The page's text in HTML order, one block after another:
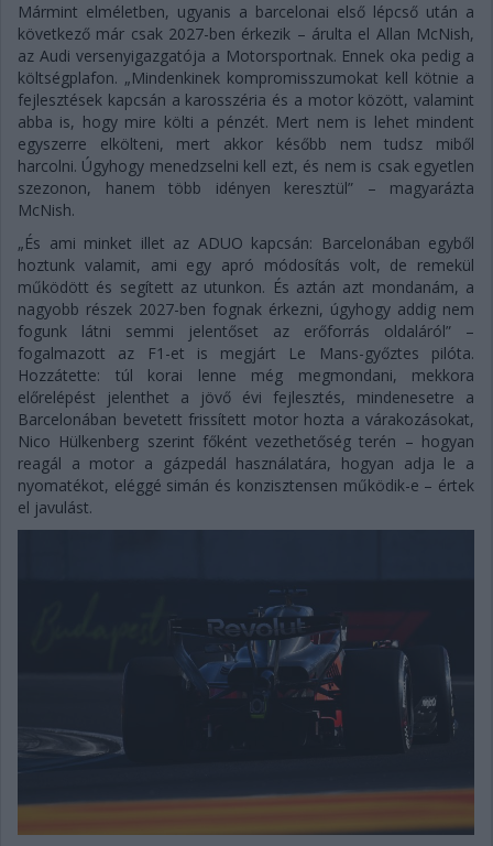
Mármint elméletben, ugyanis a barcelonai első lépcső után a
következő már csak 2027-ben érkezik – árulta el Allan McNish,
az Audi versenyigazgatója a Motorsportnak. Ennek oka pedig a
költségplafon. „Mindenkinek kompromisszumokat kell kötnie a
fejlesztések kapcsán a karosszéria és a motor között, valamint
abba is, hogy mire költi a pénzét. Mert nem is lehet mindent
egyszerre elkölteni, mert akkor később nem tudsz miből
harcolni. Úgyhogy menedzselni kell ezt, és nem is csak egyetlen
szezonon, hanem több idényen keresztül” – magyarázta
McNish.
„És ami minket illet az ADUO kapcsán: Barcelonában egyből
hoztunk valamit, ami egy apró módosítás volt, de remekül
működött és segített az utunkon. És aztán azt mondanám, a
nagyobb részek 2027-ben fognak érkezni, úgyhogy addig nem
fogunk látni semmi jelentőset az erőforrás oldaláról” –
fogalmazott az F1-et is megjárt Le Mans-győztes pilóta.
Hozzátette: túl korai lenne még megmondani, mekkora
előrelépést jelenthet a jövő évi fejlesztés, mindenesetre a
Barcelonában bevetett frissített motor hozta a várakozásokat,
Nico Hülkenberg szerint főként vezethetőség terén – hogyan
reagál a motor a gázpedál használatára, hogyan adja le a
nyomatékot, eléggé simán és konzisztensen működik-e – értek
el javulást.